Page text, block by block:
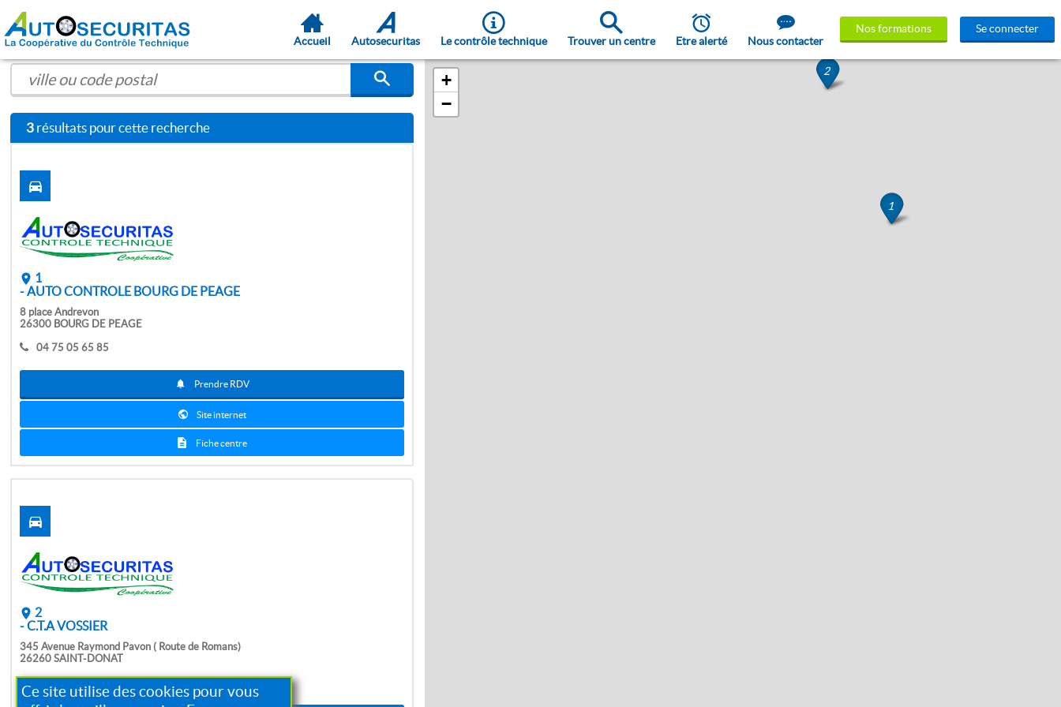
Accueil Autosecuritas Le contrôle technique Trouver un centre Etre alerté Nous contacter
Nos formations Se connecter
3 résultats pour cette recherche
1
- AUTO CONTROLE BOURG DE PEAGE
8 place Andrevon
26300 BOURG DE PEAGE
04 75 05 65 85
Prendre RDV
Site internet
Fiche centre
2
- C.T.A VOSSIER
345 Avenue Raymond Pavon ( Route de Romans)
26260 SAINT-DONAT
1
2
+
−
Ce site utilise des cookies pour vous